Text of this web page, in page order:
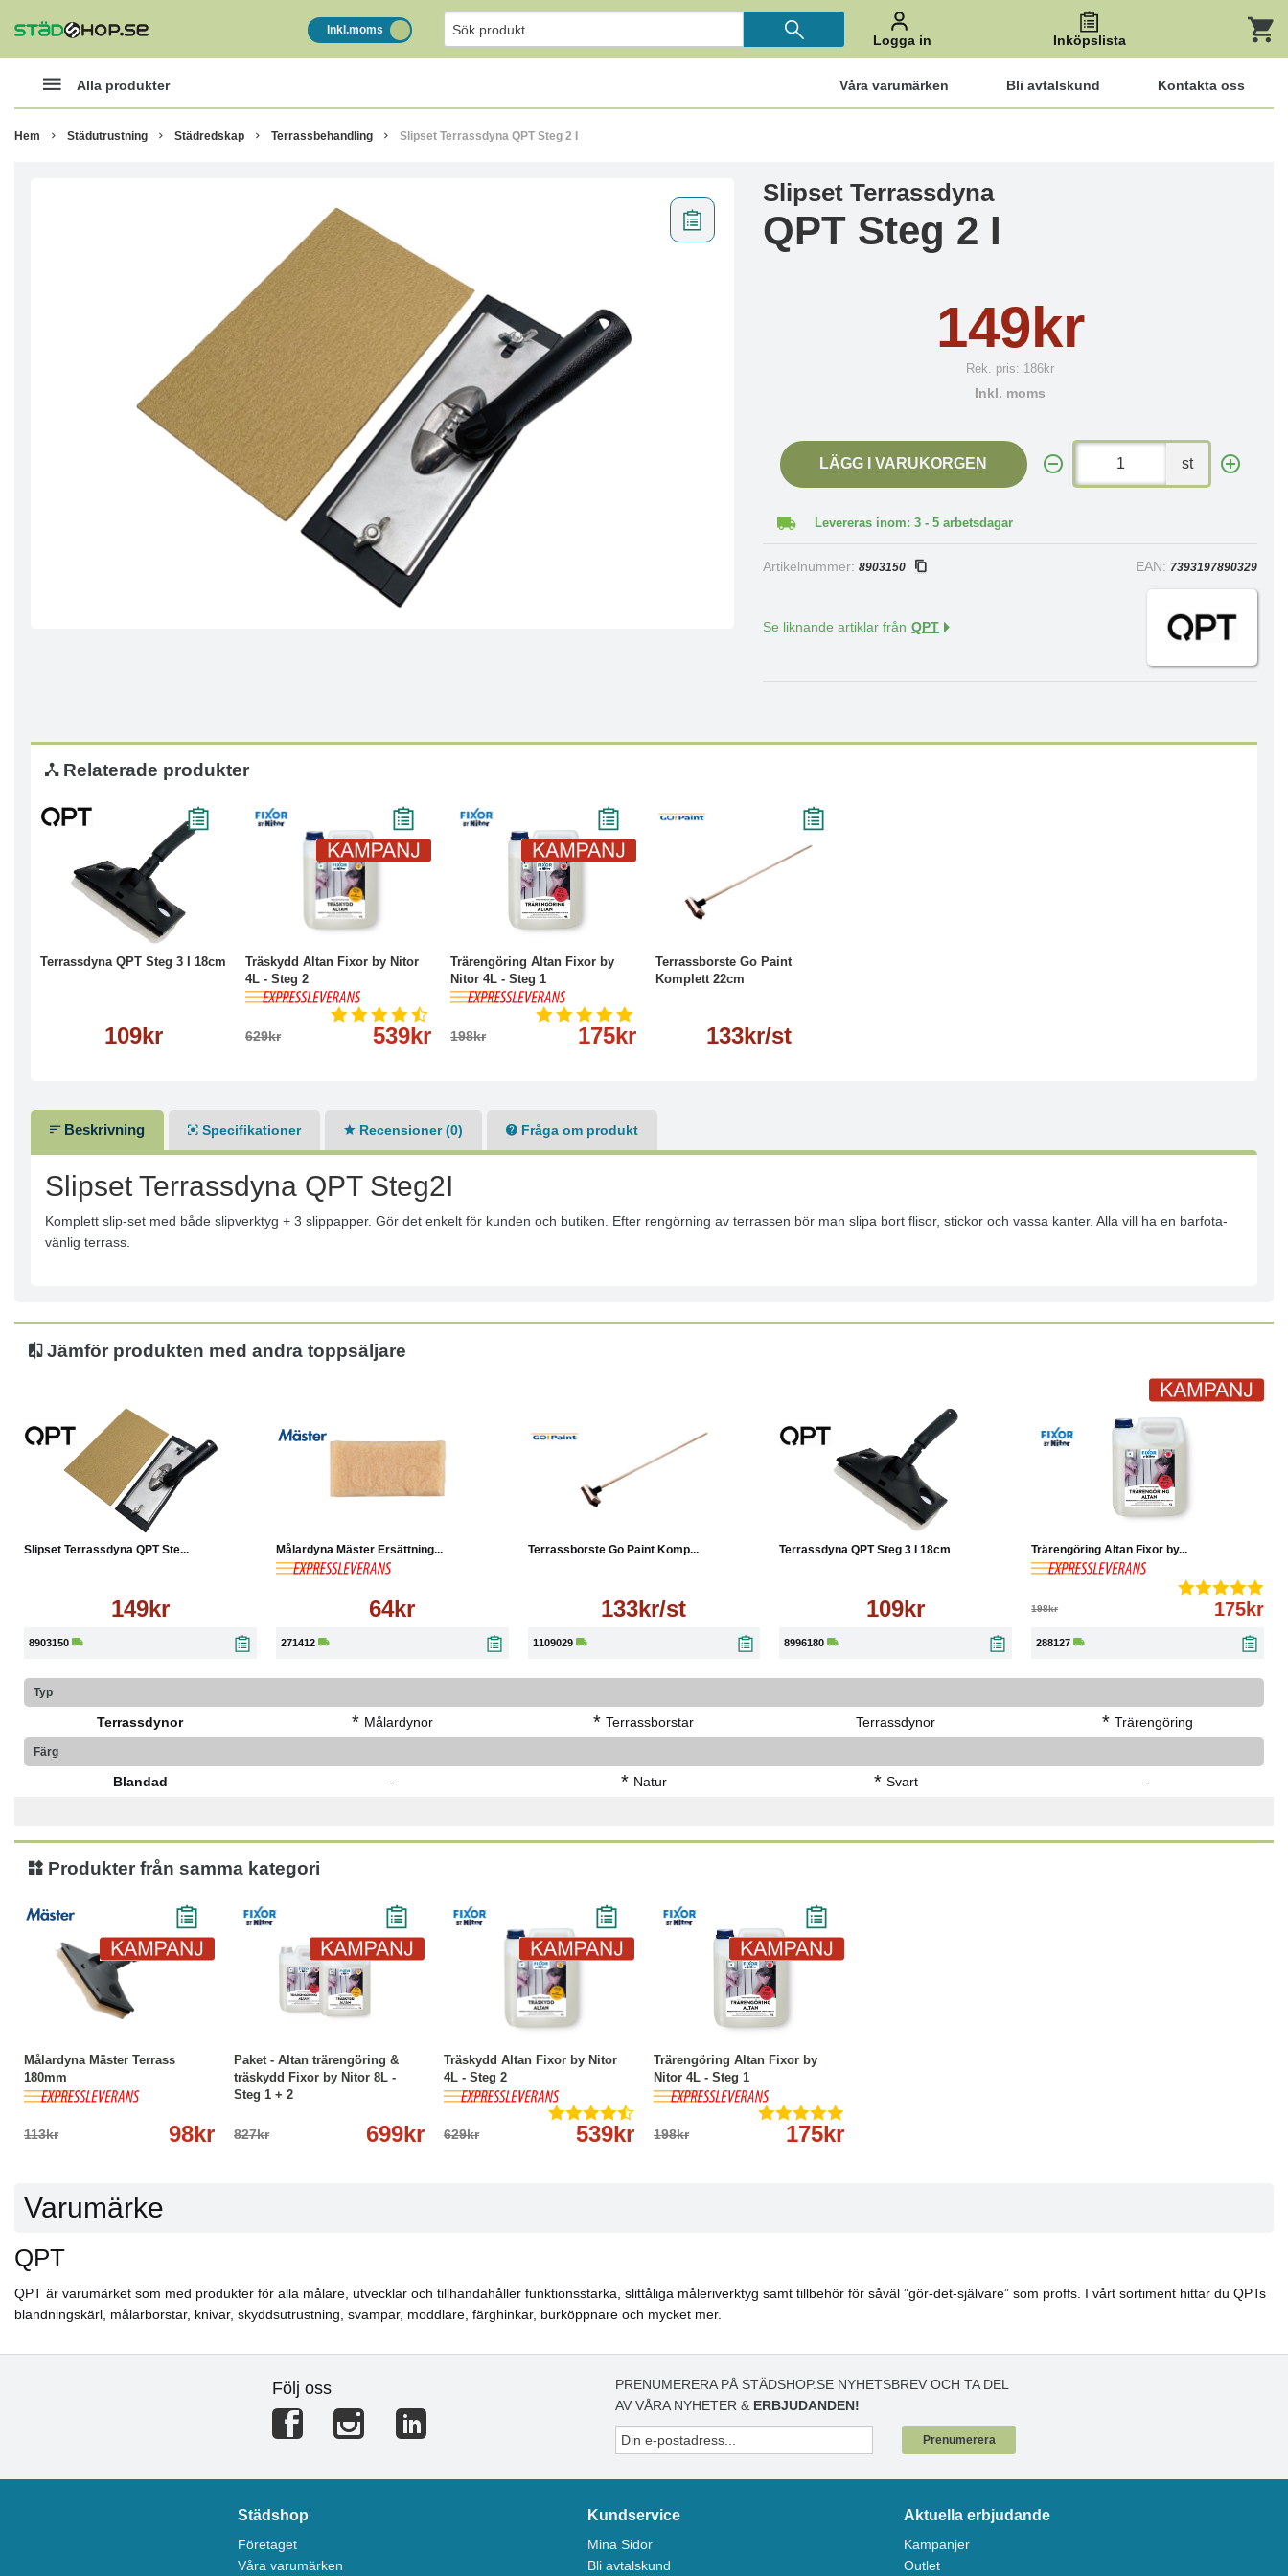
Inkl.moms
Logga in Inköpslista
Alla produkter Våra varumärken Bli avtalskund Kontakta oss
Hem Städutrustning Städredskap Terrassbehandling Slipset Terrassdyna QPT Steg 2 I
Slipset Terrassdyna
QPT Steg 2 I
149kr
Rek. pris: 186kr
Inkl. moms
LÄGG I VARUKORGEN st
Levereras inom: 3 - 5 arbetsdagar
Artikelnummer:8903150 EAN: 7393197890329
Se liknande artiklar från QPT
Relaterade produkter
Terrassdyna QPT Steg 3 I 18cm
109kr
Läs mer
Träskydd Altan Fixor by Nitor
4L - Steg 2
629kr 539kr
Köp
Trärengöring Altan Fixor by
Nitor 4L - Steg 1
198kr 175kr
Köp
Terrassborste Go Paint
Komplett 22cm
133kr/st
Beskrivning Specifikationer Recensioner (0) Fråga om produkt
Slipset Terrassdyna QPT Steg2I
Komplett slip-set med både slipverktyg + 3 slippapper. Gör det enkelt för kunden och butiken. Efter rengörning av terrassen bör man slipa bort flisor, stickor och vassa kanter. Alla vill ha en barfota-
vänlig terrass.
Jämför produkten med andra toppsäljare
Slipset Terrassdyna QPT Ste...
149kr
8903150
Målardyna Mäster Ersättning...
64kr
271412
Terrassborste Go Paint Komp...
133kr/st
1109029
Terrassdyna QPT Steg 3 I 18cm
109kr
8996180
Läs mer
Trärengöring Altan Fixor by...
198kr 175kr
288127
Köp
Typ
Terrassdynor * Målardynor * Terrassborstar Terrassdynor * Trärengöring
Färg
Blandad - * Natur * Svart -
Produkter från samma kategori
Målardyna Mäster Terrass
180mm
113kr 98kr
Köp
Paket - Altan trärengöring &
träskydd Fixor by Nitor 8L -
Steg 1 + 2
827kr 699kr
Köp Läs mer
Träskydd Altan Fixor by Nitor
4L - Steg 2
629kr 539kr
Köp
Trärengöring Altan Fixor by
Nitor 4L - Steg 1
198kr 175kr
Köp
Varumärke
QPT
QPT är varumärket som med produkter för alla målare, utvecklar och tillhandahåller funktionsstarka, slittåliga måleriverktyg samt tillbehör för såväl ”gör-det-självare” som proffs. I vårt sortiment hittar du QPTs
blandningskärl, målarborstar, knivar, skyddsutrustning, svampar, moddlare, färghinkar, burköppnare och mycket mer.
Följ oss
PRENUMERERA PÅ STÄDSHOP.SE NYHETSBREV OCH TA DEL
AV VÅRA NYHETER & ERBJUDANDEN!
Prenumerera
Städshop
Företaget
Våra varumärken
Kundservice
Mina Sidor
Bli avtalskund
Aktuella erbjudande
Kampanjer
Outlet